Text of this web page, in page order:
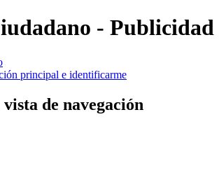
principal e identificarme
de navegación